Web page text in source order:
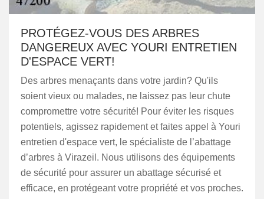
PROTÉGEZ-VOUS DES ARBRES
DANGEREUX AVEC YOURI ENTRETIEN
D'ESPACE VERT!
Des arbres menaçants dans votre jardin? Qu'ils
soient vieux ou malades, ne laissez pas leur chute
compromettre votre sécurité! Pour éviter les risques
potentiels, agissez rapidement et faites appel à Youri
entretien d'espace vert, le spécialiste de l’abattage
d’arbres à Virazeil. Nous utilisons des équipements
de sécurité pour assurer un abattage sécurisé et
efficace, en protégeant votre propriété et vos proches.